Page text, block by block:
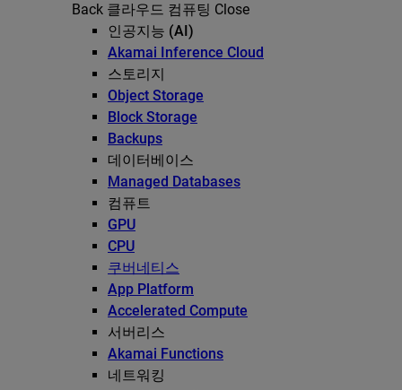
Back 클라우드 컴퓨팅 Close
인공지능 (AI)
Akamai Inference Cloud
스토리지
Object Storage
Block Storage
Backups
데이터베이스
Managed Databases
컴퓨트
GPU
CPU
쿠버네티스
App Platform
Accelerated Compute
서버리스
Akamai Functions
네트워킹